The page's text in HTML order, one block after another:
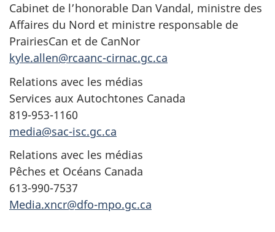
Cabinet de l’honorable Dan Vandal, ministre des
Affaires du Nord et ministre responsable de
PrairiesCan et de CanNor
kyle.allen@rcaanc-cirnac.gc.ca
Relations avec les médias
Services aux Autochtones Canada
819-953-1160
media@sac-isc.gc.ca
Relations avec les médias
Pêches et Océans Canada
613-990-7537
Media.xncr@dfo-mpo.gc.ca